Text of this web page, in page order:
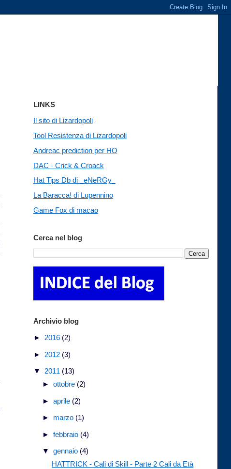
LINKS
Il sito di Lizardopoli
Tool Resistenza di Lizardopoli
Andreac prediction per HO
DAC - Crick & Croack
Hat Tips Db di _eNeRGy_
La Baracca! di Lupennino
Game Fox di macao
Cerca nel blog
Archivio blog
► 2016 (2)
► 2012 (3)
▼ 2011 (13)
►ottobre (2)
►aprile (2)
► marzo (1)
►febbraio (4)
▼gennaio (4)
HATTRICK - Cali di Skill - Parte 2 Cali da Età